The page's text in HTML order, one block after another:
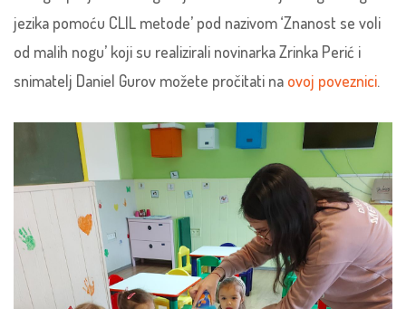
jezika pomoću CLIL metode’ pod nazivom ‘Znanost se voli
od malih nogu’ koji su realizirali novinarka Zrinka Perić i
snimatelj Daniel Gurov možete pročitati na ovoj poveznici.